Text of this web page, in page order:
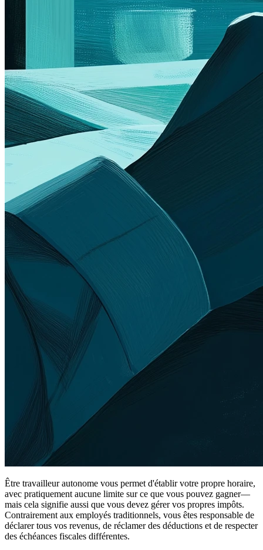
Être travailleur autonome vous permet d'établir votre propre horaire,
avec pratiquement aucune limite sur ce que vous pouvez gagner—
mais cela signifie aussi que vous devez gérer vos propres impôts.
Contrairement aux employés traditionnels, vous êtes responsable de
déclarer tous vos revenus, de réclamer des déductions et de respecter
des échéances fiscales différentes.